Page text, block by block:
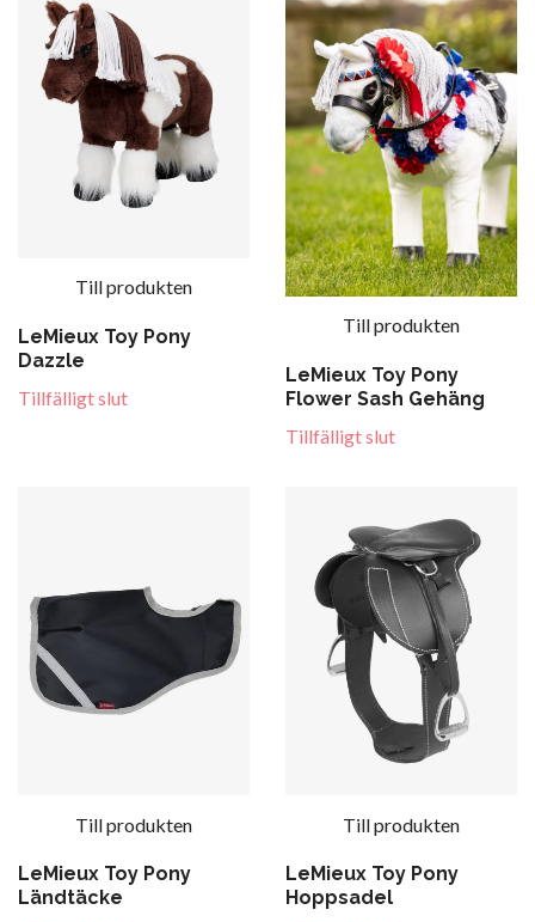
Till produkten
LeMieux Toy Pony
Dazzle
Tillfälligt slut
Till produkten
LeMieux Toy Pony
Flower Sash Gehäng
Tillfälligt slut
Till produkten
LeMieux Toy Pony
Ländtäcke
Till produkten
LeMieux Toy Pony
Hoppsadel